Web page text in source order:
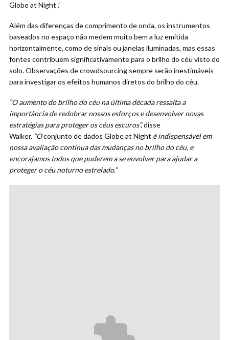
Globe at Night .”
Além das diferenças de comprimento de onda, os instrumentos
baseados no espaço não medem muito bem a luz emitida
horizontalmente, como de sinais ou janelas iluminadas, mas essas
fontes contribuem significativamente para o brilho do céu visto do
solo. Observações de crowdsourcing sempre serão inestimáveis
para investigar os efeitos humanos diretos do brilho do céu.
“O aumento do brilho do céu na última década ressalta a
importância de redobrar nossos esforços e desenvolver novas
estratégias para proteger os céus escuros”,disse
Walker. “Oconjunto de dados Globe at Night é indispensável em
nossa avaliação contínua das mudanças no brilho do céu, e
encorajamos todos que puderem a se envolver para ajudar a
proteger o céu noturno estrelado.”